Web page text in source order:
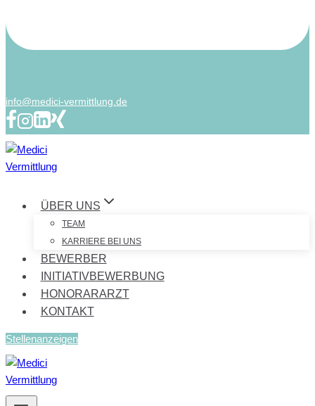
info@medici-vermittlung.de
ÜBER UNS
TEAM
KARRIERE BEI UNS
BEWERBER
INITIATIVBEWERBUNG
HONORARARZT
KONTAKT
Stellenanzeigen